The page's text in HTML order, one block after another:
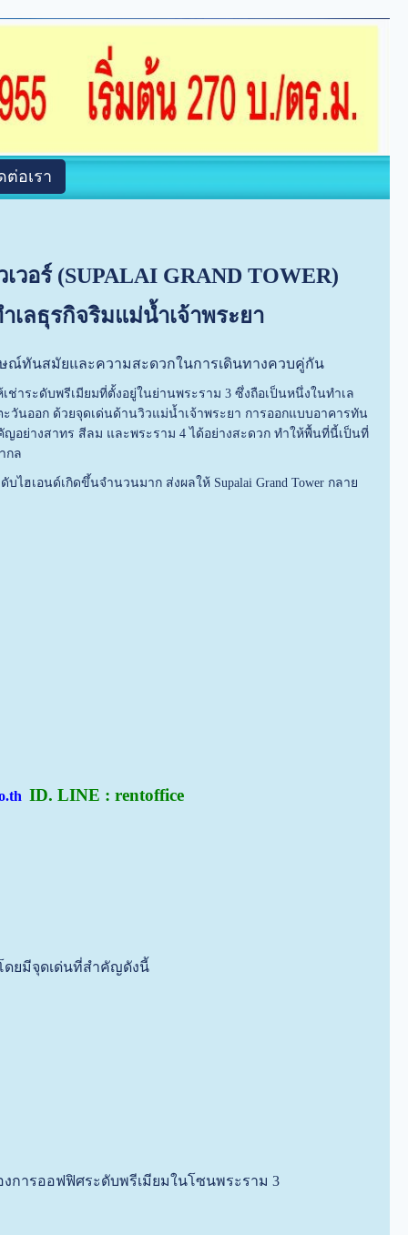
ต่อเรา
อร์ (SUPALAI GRAND TOWER)
เลธุรกิจริมแม่น้ำเจ้าพระยา
ณ์ทันสมัยและความสะดวกในการเดินทางควบคู่กัน
เช่าระดับพรีเมียมที่ตั้งอยู่ในย่านพระราม 3 ซึ่งถือเป็นหนึ่งในทำเล
วันออก ด้วยจุดเด่นด้านวิวแม่น้ำเจ้าพระยา การออกแบบอาคารทัน
ญอย่างสาทร สีลม และพระราม 4 ได้อย่างสะดวก ทำให้พื้นที่นี้เป็นที่
กล
ไฮเอนด์เกิดขึ้นจำนวนมาก ส่งผลให้ Supalai Grand Tower กลาย
ID. LINE : rentoffice
โดยมีจุดเด่นที่สำคัญดังนี้
งการออฟฟิศระดับพรีเมียมในโซนพระราม 3